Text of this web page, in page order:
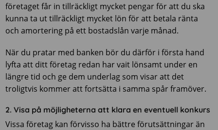
företaget får in tillräckligt mycket pengar för att du ska
kunna ta ut tillräckligt mycket lön för att betala ränta
och amortering på ett bostadslån varje månad.
När du pratar med banken bör du därför i första hand
lyfta att ditt företag redan har vait lönsamt under en
längre tid och ge dem underlag som visar att det
troligtvis kommer att fortsätta i samma spår framöver.
2. Visa på möjligheterna att klara en eventuell konkurs
Vissa företag kan förvisso ha bättre förutsättningar än